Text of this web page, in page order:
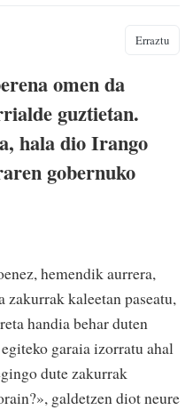
Erraztu
omen da
guztietan.
hala dio Irango
gobernuko
hemendik aurrera,
kaleetan paseatu,
handia behar duten
garaia izorratu ahal
dute zakurrak
galdetzen diot neure